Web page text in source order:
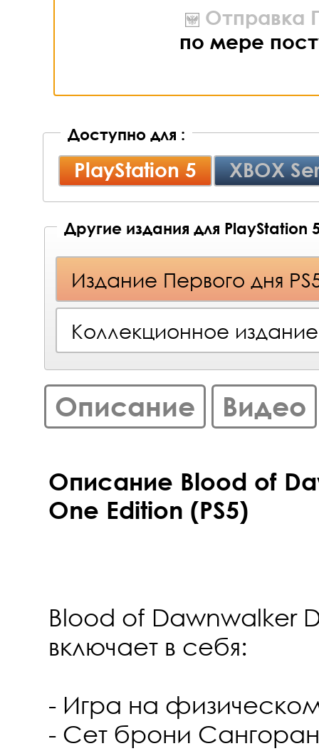
Отправка
по мере
Доступно для :
PlayStation 5 XBOX
Другие издания для PlayStation
Издание Первого дня
Коллекционное издание
Описание Видео
Описание Blood of
One Edition (PS5)
Blood of Dawnwalker
включает в себя:
- Игра на
- Сет брони